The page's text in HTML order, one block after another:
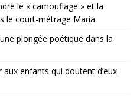
le « camouflage » et la
le court-métrage Maria
plongée poétique dans la
enfants qui doutent d’eux-